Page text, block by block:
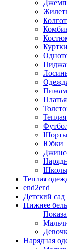
Юбки
Теплая
end2end
Детский сад
Нижнее
Нарядная